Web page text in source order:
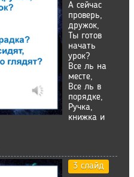
А сейчас
проверь,
дружок,
Ты готов
начать
урок?
Все ль на
месте,
Все ль в
порядке,
Ручка,
книжка и
3 слайд